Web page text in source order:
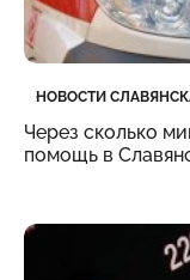
Категория
НОВОСТИ
Дата публикации
Через сколько
помощь в